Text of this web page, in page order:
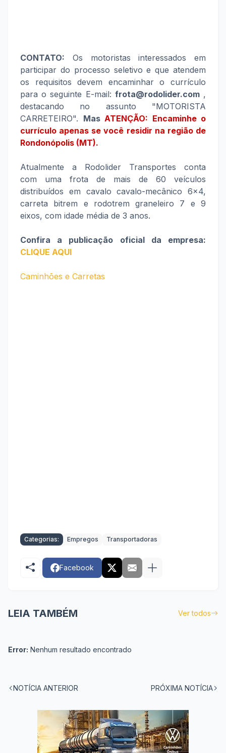
CONTATO:
Os motoristas interessados em
participar do processo seletivo e que atendem
os requisitos devem encaminhar o currículo
para o seguinte E-mail: frota@rodolider.com,
destacando no assunto "MOTORISTA
CARRETEIRO". Mas ATENÇÃO: Encaminhe o
currículo apenas se você residir na região de
Rondonópolis (MT).
Atualmente a Rodolider Transportes conta
com uma frota de mais de 60 veículos
distribuídos em cavalo cavalo-mecânico 6×4,
carreta bitrem e rodotrem graneleiro 7 e 9
eixos, com idade média de 3 anos.
Confira a publicação oficial da empresa:
CLIQUE AQUI
Caminhões e Carretas
Categorias: Empregos Transportadoras
Facebook
LEIA TAMBÉM Ver todos
Error: Nenhum resultado encontrado
NOTÍCIA ANTERIOR PRÓXIMA NOTÍCIA